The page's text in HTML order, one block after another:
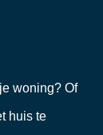
woning? Of
huis te